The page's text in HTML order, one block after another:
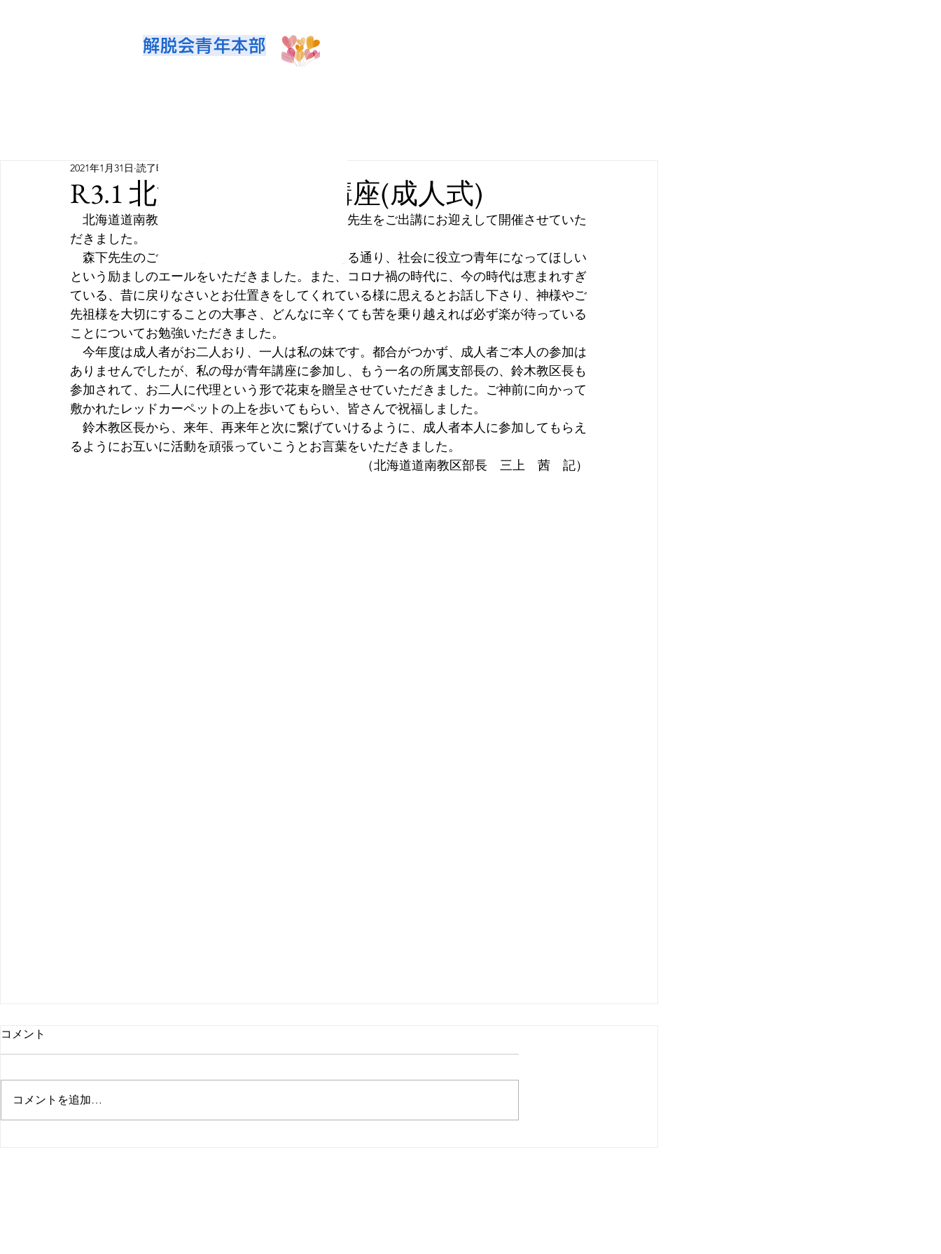
解脱会青年本部
R3.1 北海道・青年初講座(成人式)
2021年1月31日 読了時間: 1分
北海道道南教区は札幌道場にて理事参与・森下先生をご出講にお迎えして開催させていた
だきました。
森下先生のご講話では、青年部の活動方針にある通り、社会に役立つ青年になってほしい
という励ましのエールをいただきました。また、コロナ禍の時代に、今の時代は恵まれすぎ
ている、昔に戻りなさいとお仕置きをしてくれている様に思えるとお話し下さり、神様やご
先祖様を大切にすることの大事さ、どんなに辛くても苦を乗り越えれば必ず楽が待っている
ことについてお勉強いただきました。
今年度は成人者がお二人おり、一人は私の妹です。都合がつかず、成人者ご本人の参加は
ありませんでしたが、私の母が青年講座に参加し、もう一名の所属支部長の、鈴木教区長も
参加されて、お二人に代理という形で花束を贈呈させていただきました。ご神前に向かって
敷かれたレッドカーペットの上を歩いてもらい、皆さんで祝福しました。
鈴木教区長から、来年、再来年と次に繋げていけるように、成人者本人に参加してもらえ
るようにお互いに活動を頑張っていこうとお言葉をいただきました。
（北海道道南教区部長　三上 茜 記）
コメント
コメントを追加…